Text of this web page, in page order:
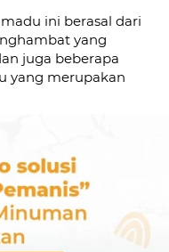
ini berasal dari
yang
juga beberapa
yang merupakan